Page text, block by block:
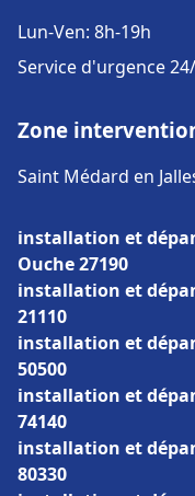
Lun-Ven: 8h-19h
Service d'urgence
Zone
Saint Médard en
installation et
Ouche 27190
installation et
21110
installation et
50500
installation et
74140
installation et
80330